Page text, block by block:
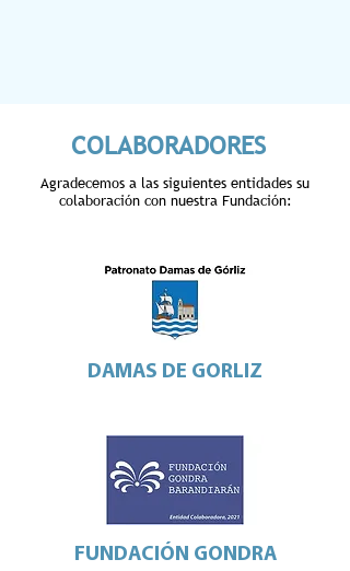
COLABORADORES
Agradecemos a las siguientes entidades su
colaboración con nuestra Fundación:
DAMAS DE GORLIZ
FUNDACIÓN GONDRA